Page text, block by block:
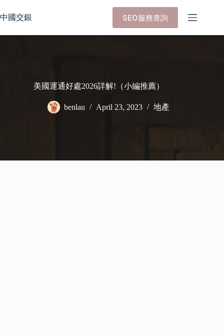
to
content
中國交銀 SEO服務查詢
美國運通好處2026詳解!（小編推薦）
benlau April 23, 2023 地產